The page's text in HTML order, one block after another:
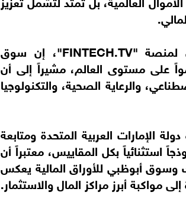
وقال فينس موليناري، المؤسس والرئيس التنفيذي لمنصة "FINTECH.TV"، إن سوق
على مستوى العالم، مشيراً إلى أن
والرعاية الصحية، والتكنولوجيا
الإمارات العربية المتحدة ومتابعة
بكل المقاييس، معتبراً أن
أبوظبي للأوراق المالية يعكس
مواكبة أبرز مراكز المال والاستثمار.